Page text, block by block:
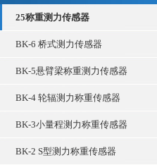
25称重测力传感器
BK-6 桥式测力传感器
BK-5悬臂梁称重测力传感器
BK-4 轮辐测力称重传感器
BK-3小量程测力称重传感器
BK-2 S型测力称重传感器